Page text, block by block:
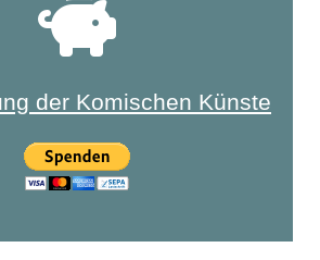
der Komischen Künste